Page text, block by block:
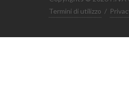
Termini di utilizzo /